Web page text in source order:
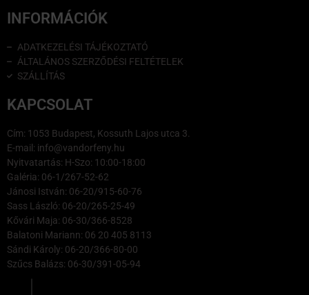
INFORMÁCIÓK
ADATKEZELÉSI TÁJÉKOZTATÓ
ÁLTALÁNOS SZERZŐDÉSI FELTÉTELEK
SZÁLLÍTÁS
KAPCSOLAT
Cím: 1053 Budapest, Kossuth Lajos utca 3.
E-mail: info@vandorfeny.hu
Nyitvatartás: H-Szo: 10:00-18:00
Galéria: 06-1/267-52-62
Jánosi István: 06-20/915-60-76
Sass László: 06-20/265-25-49
Kővári Maja: 06-30/366-8528
Balatoni Mariann: 06 20 405 8113
Sándi Károly: 06-20/366-80-00
Szűcs Balázs: 06-30/391-05-94